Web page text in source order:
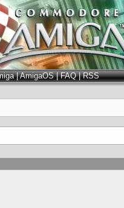
|AmigaOS|FAQ|RSS